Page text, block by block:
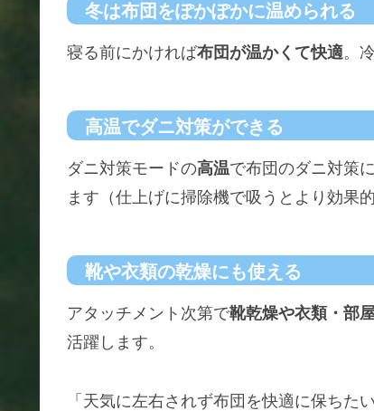
冬は布団をぽかぽかに温められる
寝る前にかければ布団が温かくて快適。
高温でダニ対策ができる
ダニ対策モードの高温で布団のダニ対策
ます（仕上げに掃除機で吸うとより効果的
靴や衣類の乾燥にも使える
アタッチメント次第で靴乾燥や衣類・部
活躍します。
「天気に左右されず布団を快適に保ちた